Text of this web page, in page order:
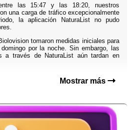
las 15:47 y las 18:20, nuestros
una carga de tráfico excepcionalmente
la aplicación NaturaList no pudo
tomaron medidas iniciales para
por la noche. Sin embargo, las
a través de NaturaList aún tardan en
Mostrar más